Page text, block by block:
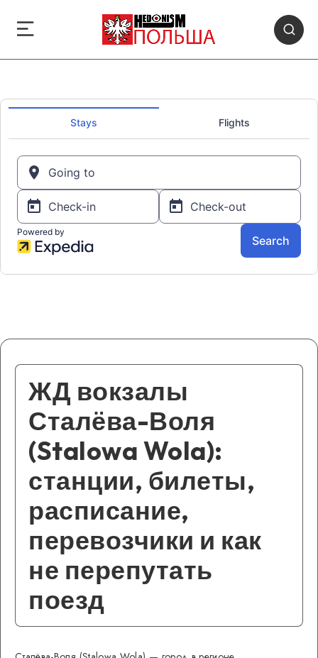
ЖД вокзалы
Сталёва-Воля
(Stalowa Wola):
станции, билеты,
расписание,
перевозчики и как
не перепутать
поезд